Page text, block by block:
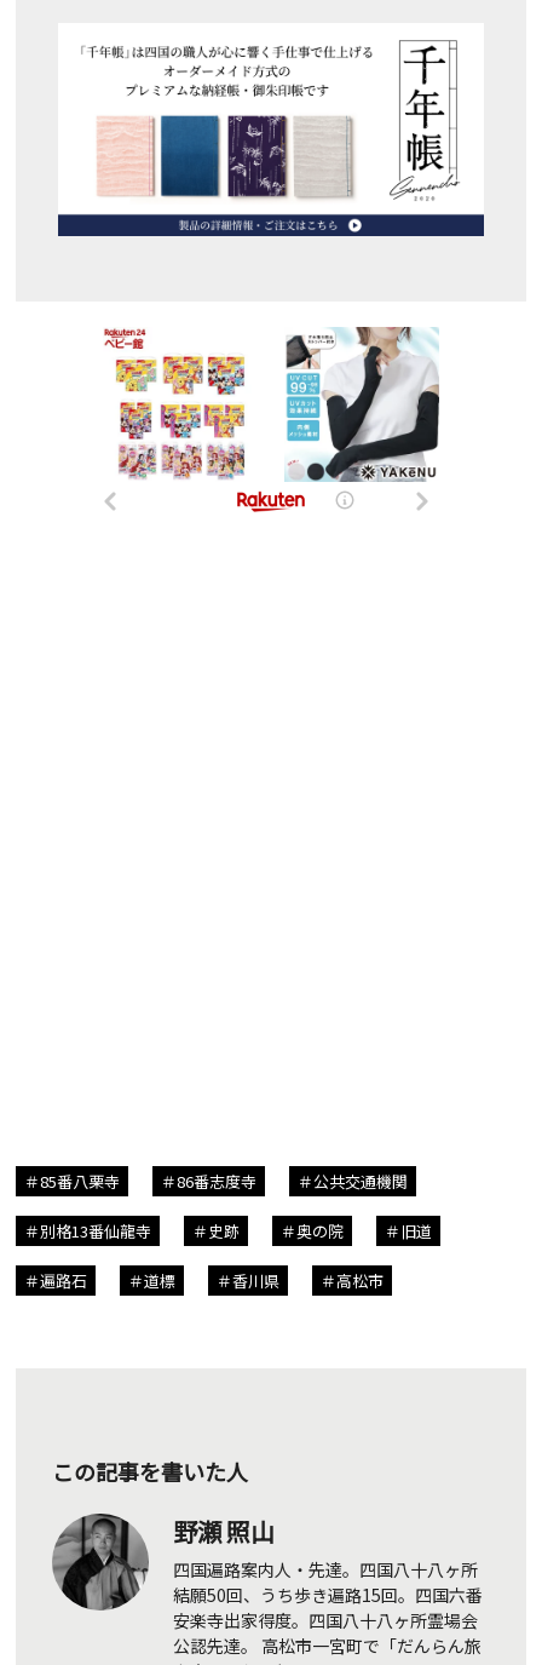
85番八栗寺 86番志度寺 公共交通機関
別格13番仙龍寺 史跡 奥の院 旧道
遍路石 道標 香川県 高松市
この記事を書いた人
野瀬 照山
四国遍路案内人・先達。四国八十八ヶ所
結願50回、うち歩き遍路15回。四国六番
安楽寺出家得度。四国八十八ヶ所霊場会
公認先達。 高松市一宮町で「だんらん旅